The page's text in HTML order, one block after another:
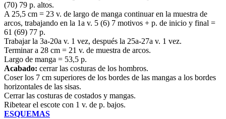
(70) 79 p. altos.
A 25,5 cm = 23 v. de largo de manga continuar en la muestra de
arcos, trabajando en la 1a v. 5 (6) 7 motivos + p. de inicio y final =
61 (69) 77 p.
Trabajar la 3a-20a v. 1 vez, después la 25a-27a v. 1 vez.
Terminar a 28 cm = 21 v. de muestra de arcos.
Largo de manga = 53,5 p.
Acabado: cerrar las costuras de los hombros.
Coser los 7 cm superiores de los bordes de las mangas a los bordes
horizontales de las sisas.
Cerrar las costuras de costados y mangas.
Ribetear el escote con 1 v. de p. bajos.
ESQUEMAS